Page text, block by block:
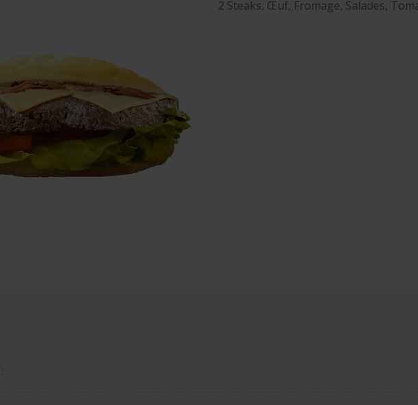
2 Steaks, Œuf, Fromage, Salades,